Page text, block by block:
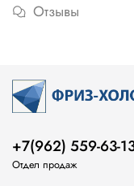
Отзывы
+7(962) 559-63-
Отдел продаж